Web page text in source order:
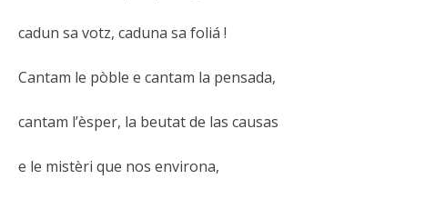
cadun sa votz, caduna sa foliá !
Cantam le pòble e cantam la pensada,
cantam l’èsper, la beutat de las causas
e le mistèri que nos environa,